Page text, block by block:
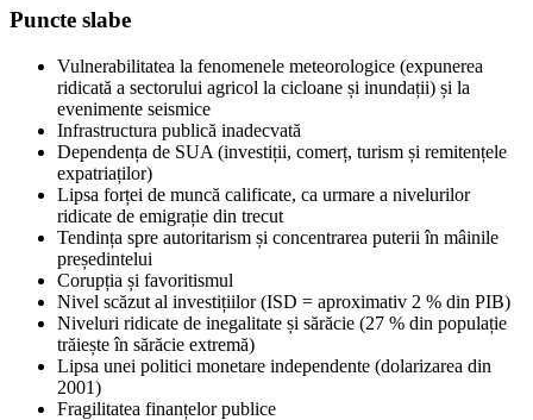
Puncte slabe
Vulnerabilitatea la fenomenele meteorologice (expunerea
ridicată a sectorului agricol la cicloane și inundații) și la
evenimente seismice
Infrastructura publică inadecvată
Dependența de SUA (investiții, comerț, turism și remitențele
expatriaților)
Lipsa forței de muncă calificate, ca urmare a nivelurilor
ridicate de emigrație din trecut
Tendința spre autoritarism și concentrarea puterii în mâinile
președintelui
Corupția și favoritismul
Nivel scăzut al investițiilor (ISD = aproximativ 2 % din PIB)
Niveluri ridicate de inegalitate și sărăcie (27 % din populație
trăiește în sărăcie extremă)
Lipsa unei politici monetare independente (dolarizarea din
2001)
Fragilitatea finanțelor publice